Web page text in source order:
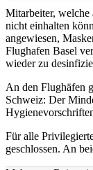
Mitarbeiter, welche
nicht einhalten
angewiesen,
Flughafen Basel
wieder zu
An den Flughäfen
Schweiz: Der
Für alle
geschlossen. An